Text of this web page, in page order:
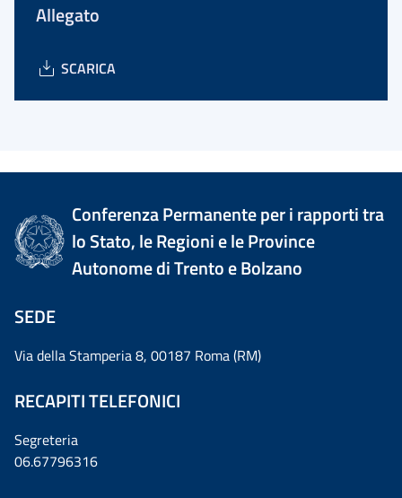
Allegato
SCARICA
Conferenza Permanente per i rapporti tra
lo Stato, le Regioni e le Province
Autonome di Trento e Bolzano
SEDE
Via della Stamperia 8, 00187 Roma (RM)
RECAPITI TELEFONICI
Segreteria
06.67796316